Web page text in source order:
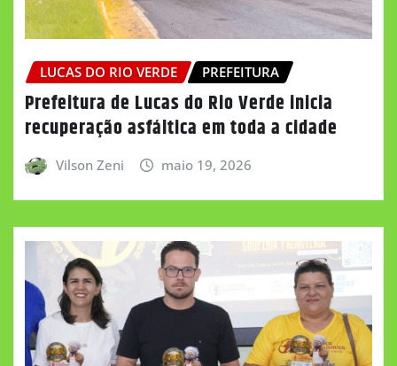
LUCAS DO RIO VERDE PREFEITURA
Prefeitura de Lucas do Rio Verde inicia
recuperação asfáltica em toda a cidade
Vilson Zeni maio 19, 2026